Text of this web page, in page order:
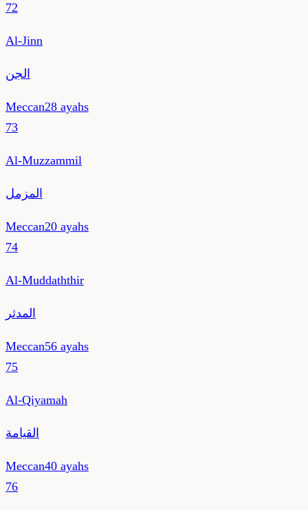
72
Al-Jinn
الجن
Meccan28 ayahs
73
Al-Muzzammil
المزمل
Meccan20 ayahs
74
Al-Muddaththir
المدثر
Meccan56 ayahs
75
Al-Qiyamah
القيامة
Meccan40 ayahs
76